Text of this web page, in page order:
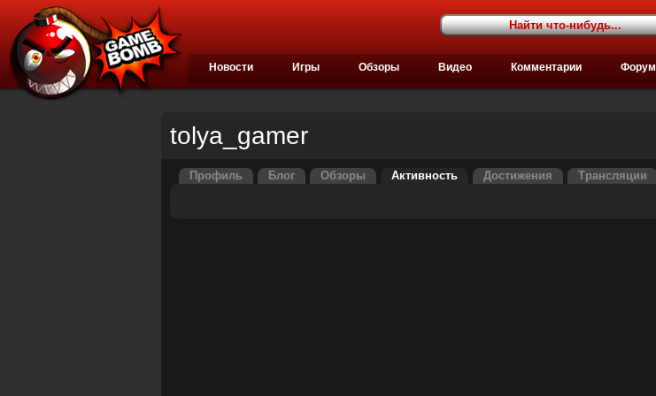
Новости Игры Обзоры Видео Комментарии Форум
tolya_gamer
Профиль Блог Обзоры Активность Достижения Трансляции